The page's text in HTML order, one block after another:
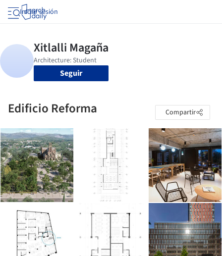
Iniciar sesión
Seguir
Edificio Reforma Compartir